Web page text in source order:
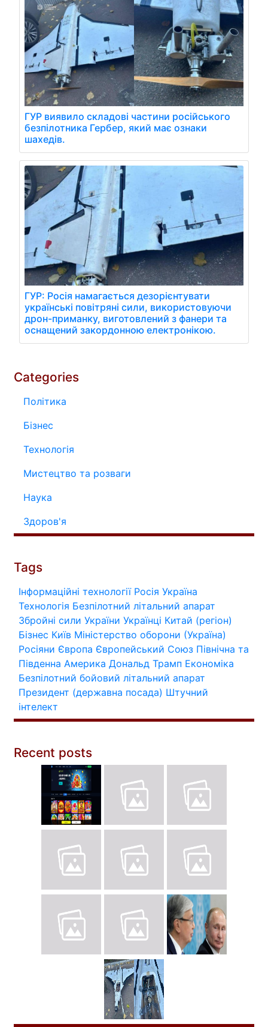
ГУР виявило складові частини російського
безпілотника Гербер, який має ознаки
шахедів.
ГУР: Росія намагається дезорієнтувати
українські повітряні сили, використовуючи
дрон-приманку, виготовлений з фанери та
оснащений закордонною електронікою.
Categories
Політика
Бізнес
Технологія
Мистецтво та розваги
Наука
Здоров'я
Tags
Інформаційні технології Росія Україна
Технологія Безпілотний літальний апарат
Збройні сили України Українці Китай (регіон)
Бізнес Київ Міністерство оборони (Україна)
Росіяни Європа Європейський Союз Північна та
Південна Америка Дональд Трамп Економіка
Безпілотний бойовий літальний апарат
Президент (державна посада) Штучний
інтелект
Recent posts